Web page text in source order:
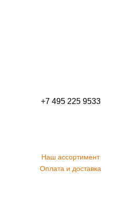
+7 495 225 9533
Наш ассортимент
Оплата и доставка